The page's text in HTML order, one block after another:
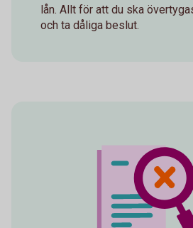
lån. Allt för att du ska
och ta dåliga beslut.